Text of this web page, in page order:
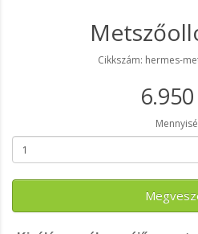
Cikkszám: hermes-